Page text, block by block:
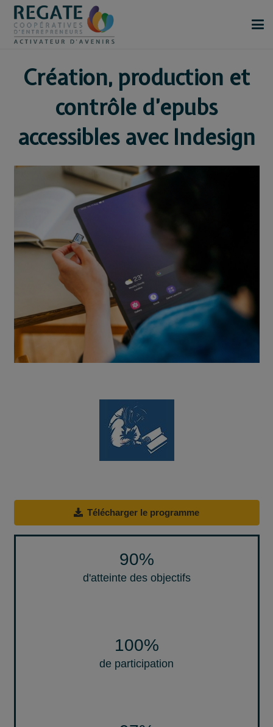
Création, production et
contrôle d’epubs
accessibles avec Indesign
Télécharger le programme
90%
d'atteinte des objectifs
100%
de participation